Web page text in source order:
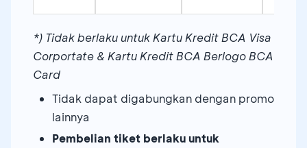
*) Tidak berlaku untuk Kartu Kredit BCA Visa
Corportate & Kartu Kredit BCA Berlogo BCA
Card
Tidak dapat digabungkan dengan promo
lainnya
Pembelian tiket berlaku untuk